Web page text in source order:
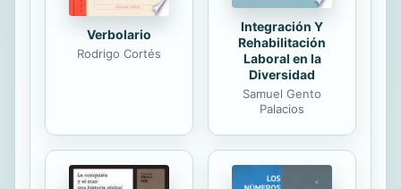
save it! ...
Verbolario
Rodrigo Cortés
Integración Y
Rehabilitación
Laboral en la
Diversidad
Samuel Gento
Palacios